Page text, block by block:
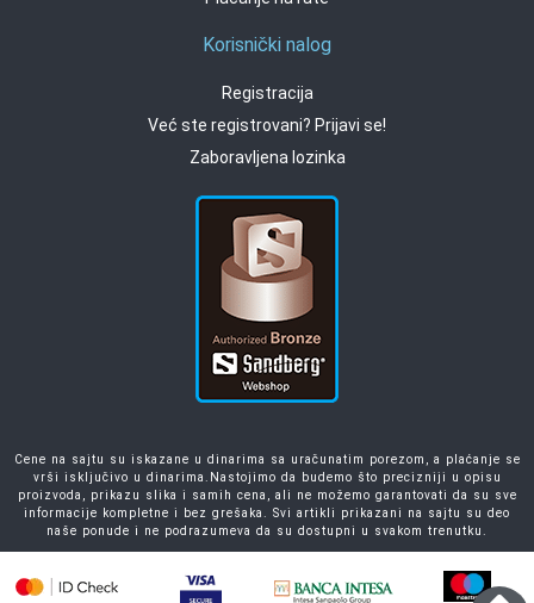
Korisnički nalog
Registracija
Već ste registrovani? Prijavi se!
Zaboravljena lozinka
Cene na sajtu su iskazane u dinarima sa uračunatim porezom, a plaćanje se
vrši isključivo u dinarima.Nastojimo da budemo što precizniji u opisu
proizvoda, prikazu slika i samih cena, ali ne možemo garantovati da su sve
informacije kompletne i bez grešaka. Svi artikli prikazani na sajtu su deo
naše ponude i ne podrazumeva da su dostupni u svakom trenutku.